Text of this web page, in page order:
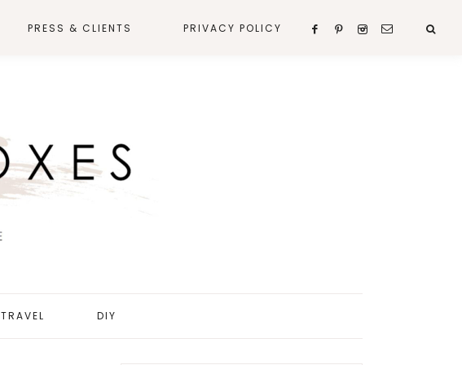
PRESS & CLIENTS PRIVACY POLICY
TRAVEL DIY